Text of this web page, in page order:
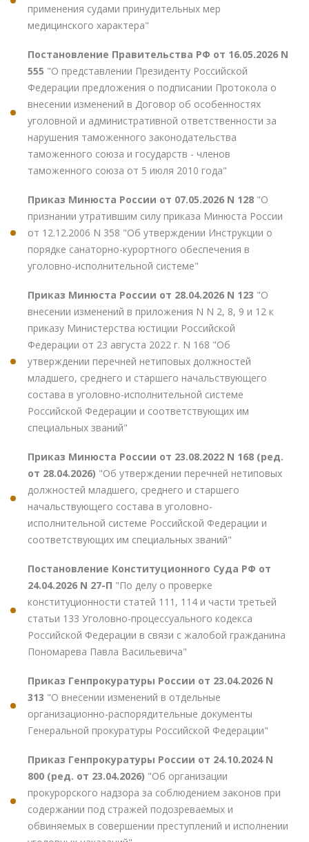
применения судами принудительных мер
медицинского характера"
Постановление Правительства РФ от 16.05.2026 N
555 "О представлении Президенту Российской
Федерации предложения о подписании Протокола о
внесении изменений в Договор об особенностях
уголовной и административной ответственности за
нарушения таможенного законодательства
таможенного союза и государств - членов
таможенного союза от 5 июля 2010 года"
Приказ Минюста России от 07.05.2026 N 128 "О
признании утратившим силу приказа Минюста России
от 12.12.2006 N 358 "Об утверждении Инструкции о
порядке санаторно-курортного обеспечения в
уголовно-исполнительной системе"
Приказ Минюста России от 28.04.2026 N 123 "О
внесении изменений в приложения N N 2, 8, 9 и 12 к
приказу Министерства юстиции Российской
Федерации от 23 августа 2022 г. N 168 "Об
утверждении перечней нетиповых должностей
младшего, среднего и старшего начальствующего
состава в уголовно-исполнительной системе
Российской Федерации и соответствующих им
специальных званий"
Приказ Минюста России от 23.08.2022 N 168 (ред.
от 28.04.2026) "Об утверждении перечней нетиповых
должностей младшего, среднего и старшего
начальствующего состава в уголовно-
исполнительной системе Российской Федерации и
соответствующих им специальных званий"
Постановление Конституционного Суда РФ от
24.04.2026 N 27-П "По делу о проверке
конституционности статей 111, 114 и части третьей
статьи 133 Уголовно-процессуального кодекса
Российской Федерации в связи с жалобой гражданина
Пономарева Павла Васильевича"
Приказ Генпрокуратуры России от 23.04.2026 N
313 "О внесении изменений в отдельные
организационно-распорядительные документы
Генеральной прокуратуры Российской Федерации"
Приказ Генпрокуратуры России от 24.10.2024 N
800 (ред. от 23.04.2026) "Об организации
прокурорского надзора за соблюдением законов при
содержании под стражей подозреваемых и
обвиняемых в совершении преступлений и исполнении